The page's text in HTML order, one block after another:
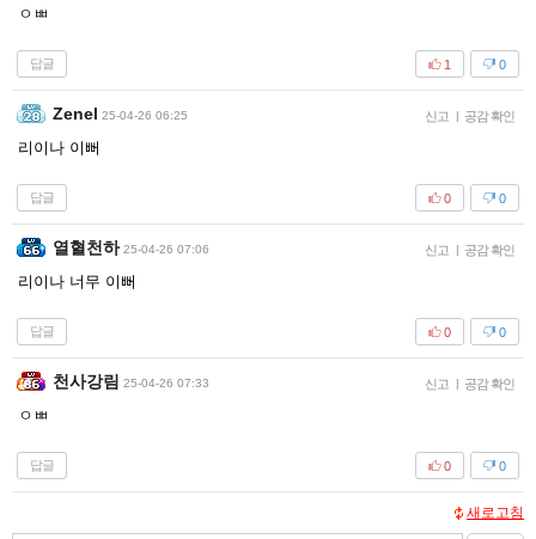
ㅇㅃ
답글 0
1
Zenel 25-04-26 06:25 신고 | 공감 확인
리이나 이뻐
답글 0
0
열혈천하 25-04-26 07:06 신고 | 공감 확인
리이나 너무 이뻐
답글 0
0
천사강림 25-04-26 07:33 신고 | 공감 확인
ㅇㅃ
답글 0
0
새로고침